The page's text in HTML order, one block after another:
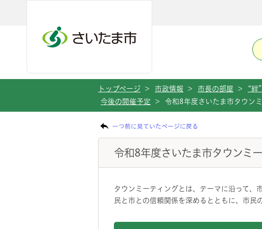
トップページ > 市政情報 > 市長の部屋 > “絆
今後の開催予定
> 令和8年度さいたま市タウン
一つ前に見ていたページに戻る
令和8年度さいたま市タウンミ
タウンミーティングとは、テーマに沿って、
民と市との信頼関係を深めるとともに、市民